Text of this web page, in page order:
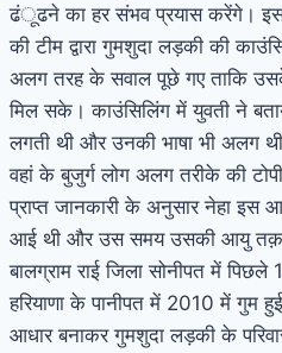
ढंूढने का हर संभव प्रयास करेंगे।
की टीम द्वारा गुमशुदा लड़की की
अलग तरह के सवाल पूछे गए ताकि उसके
मिल सके। काउंसिलिंग में युवती ने
लगती थी और उनकी भाषा भी अलग
वहां के बुजुर्ग लोग अलग तरीके की
प्राप्त जानकारी के अनुसार नेहा
आई थी और उस समय उसकी आयु
बालग्राम राई जिला सोनीपत में
हरियाणा के पानीपत में 2010 में गुम
आधार बनाकर गुमशुदा लड़की के